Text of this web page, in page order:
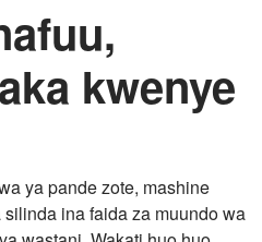
kwenye
ya pande zote, mashine
ina faida za muundo wa